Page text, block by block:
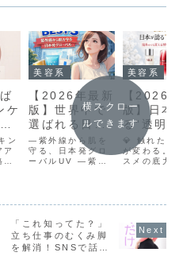
ケ
ン
ア
に
こ
ペ
美容系
【2026年最新
版】世界中で
選ばれる日焼
け止めBEST3
―紫外線から肌を
守る、日本発グロ
ーバルUV ―紫外
ばれているのか・
SPF / PA表記が
明確・軽い使用感
（白浮きしにく
美容系
【2026
版】日本
る“透明
海外から
える神コ
BEST3
💎 触れた瞬
が変わる。
スメの底力
売れ筋の人
テム から
外発送対応
横スクロー
ルできます
「これ知ってた？」
立ち仕事のむくみ脚
を解消！SNSで話題